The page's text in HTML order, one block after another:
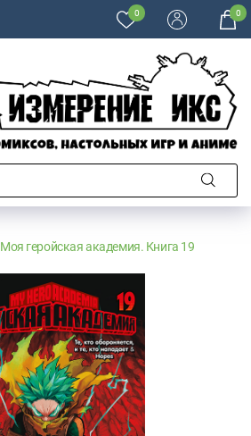
0 0
Моя геройская академия. Книга 19